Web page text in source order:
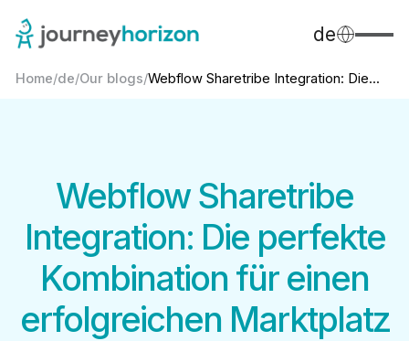
de
Home/de/Our blogs/Webflow Sharetribe Integration: Die...
Webflow Sharetribe
Integration: Die perfekte
Kombination für einen
erfolgreichen Marktplatz